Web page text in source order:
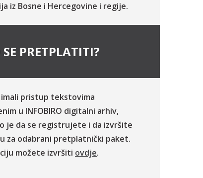
iz Bosne i Hercegovine i regije.
PRETPLATITI?
imali pristup tekstovima
u INFOBIRO digitalni arhiv,
je da se registrujete i da izvršite
za odabrani pretplatnički paket.
možete izvršiti ovdje.